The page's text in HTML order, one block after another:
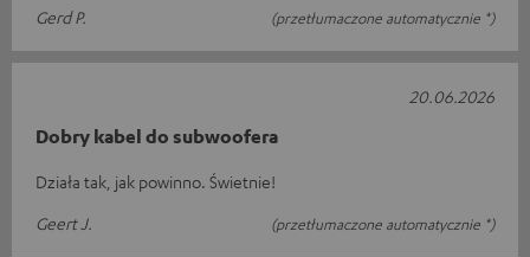
Gerd P.
(przetłumaczone automatycznie *)
Dobry kabel do subwoofera
Działa tak, jak powinno. Świetnie!
Geert J.
(przetłumaczone automatycznie *)
20.06.2026